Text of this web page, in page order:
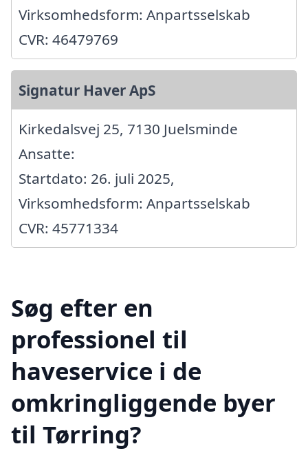
Virksomhedsform: Anpartsselskab
CVR: 46479769
Signatur Haver ApS
Kirkedalsvej 25, 7130 Juelsminde
Ansatte:
Startdato: 26. juli 2025,
Virksomhedsform: Anpartsselskab
CVR: 45771334
Søg efter en
professionel til
haveservice i de
omkringliggende byer
til Tørring?